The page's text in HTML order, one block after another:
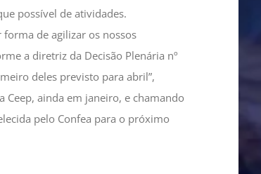
possível de atividades.
de agilizar os nossos
a diretriz da Decisão Plenária nº
deles previsto para abril”,
ainda em janeiro, e chamando
pelo Confea para o próximo